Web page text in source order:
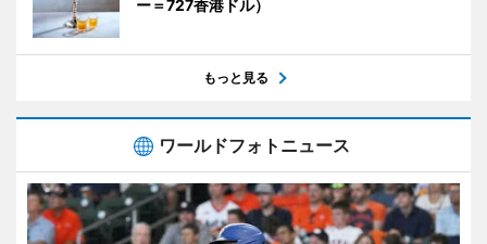
ー＝727香港ドル）
もっと見る
ワールドフォトニュース